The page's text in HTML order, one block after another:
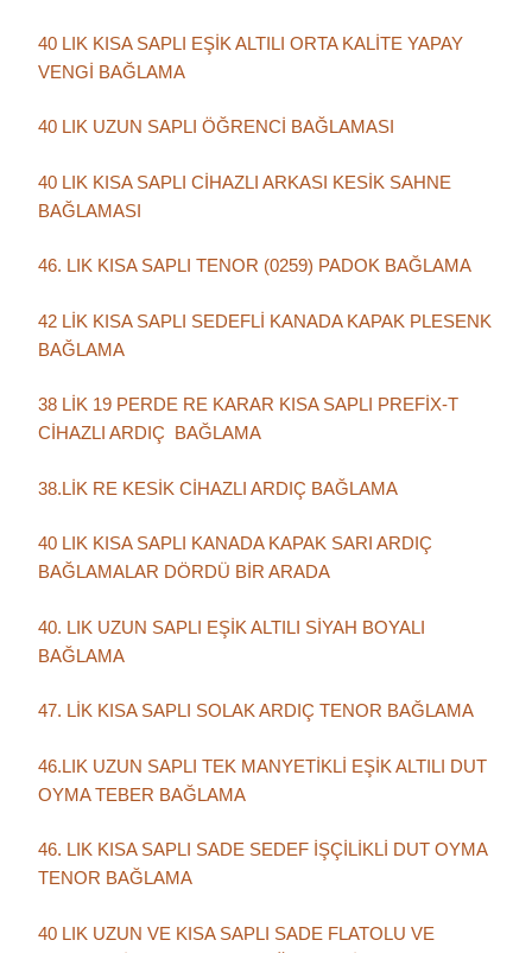
40 LIK KISA SAPLI EŞİK ALTILI ORTA KALİTE YAPAY
VENGİ BAĞLAMA
40 LIK UZUN SAPLI ÖĞRENCİ BAĞLAMASI
40 LIK KISA SAPLI CİHAZLI ARKASI KESİK SAHNE
BAĞLAMASI
46. LIK KISA SAPLI TENOR (0259) PADOK BAĞLAMA
42 LİK KISA SAPLI SEDEFLİ KANADA KAPAK PLESENK
BAĞLAMA
38 LİK 19 PERDE RE KARAR KISA SAPLI PREFİX-T
CİHAZLI ARDIÇ BAĞLAMA
38.LİK RE KESİK CİHAZLI ARDIÇ BAĞLAMA
40 LIK KISA SAPLI KANADA KAPAK SARI ARDIÇ
BAĞLAMALAR DÖRDÜ BİR ARADA
40. LIK UZUN SAPLI EŞİK ALTILI SİYAH BOYALI
BAĞLAMA
47. LİK KISA SAPLI SOLAK ARDIÇ TENOR BAĞLAMA
46.LIK UZUN SAPLI TEK MANYETİKLİ EŞİK ALTILI DUT
OYMA TEBER BAĞLAMA
46. LIK KISA SAPLI SADE SEDEF İŞÇİLİKLİ DUT OYMA
TENOR BAĞLAMA
40 LIK UZUN VE KISA SAPLI SADE FLATOLU VE